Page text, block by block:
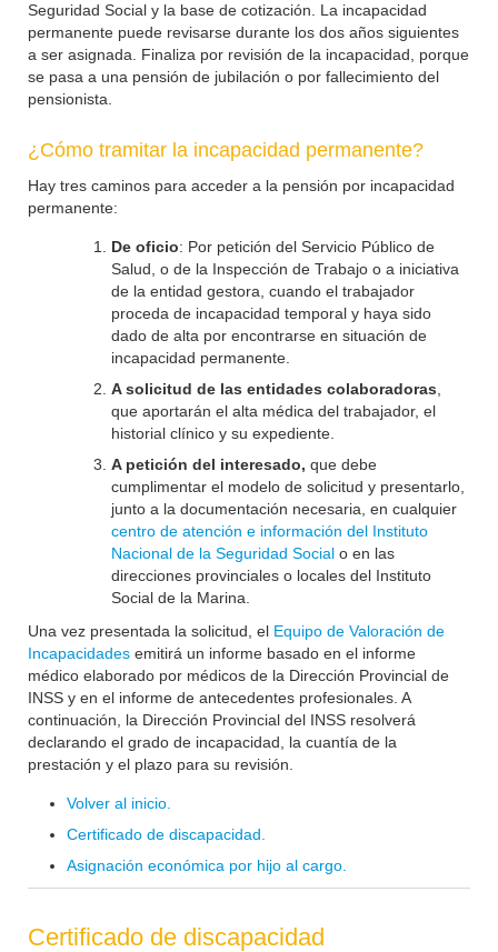
Seguridad Social y la base de cotización. La incapacidad
permanente puede revisarse durante los dos años siguientes
a ser asignada. Finaliza por revisión de la incapacidad, porque
se pasa a una pensión de jubilación o por fallecimiento del
pensionista.
¿Cómo tramitar la incapacidad permanente?
Hay tres caminos para acceder a la pensión por incapacidad
permanente:
De oficio: Por petición del Servicio Público de
Salud, o de la Inspección de Trabajo o a iniciativa
de la entidad gestora, cuando el trabajador
proceda de incapacidad temporal y haya sido
dado de alta por encontrarse en situación de
incapacidad permanente.
A solicitud de las entidades colaboradoras
que aportarán el alta médica del trabajador, el
historial clínico y su expediente.
A petición del interesado, que debe
cumplimentar el modelo de solicitud y presentarlo,
junto a la documentación necesaria, en cualquier
centro de atención e información del Instituto
Nacional de la Seguridad Social o en las
direcciones provinciales o locales del Instituto
Social de la Marina.
Una vez presentada la solicitud, el Equipo de Valoración de
Incapacidades emitirá un informe basado en el informe
médico elaborado por médicos de la Dirección Provincial de
INSS y en el informe de antecedentes profesionales. A
continuación, la Dirección Provincial del INSS resolverá
declarando el grado de incapacidad, la cuantía de la
prestación y el plazo para su revisión.
Volver al inicio.
Certificado de discapacidad.
Asignación económica por hijo al cargo.
Certificado de discapacidad